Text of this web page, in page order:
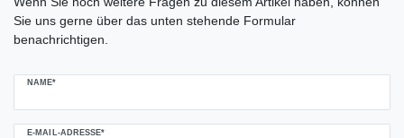
Sie uns gerne über das unten stehende Formular
benachrichtigen.
NAME*
E-MAIL-ADRESSE*